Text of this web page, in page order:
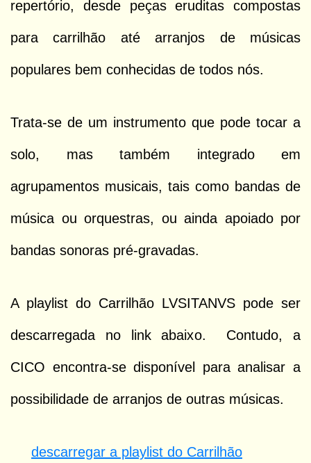
repertório, desde peças eruditas compostas
para carrilhão até arranjos de músicas
populares bem conhecidas de todos nós.
Trata-se de um instrumento que pode tocar a
solo, mas também integrado em
agrupamentos musicais, tais como bandas de
música ou orquestras, ou ainda apoiado por
bandas sonoras pré-gravadas.
A playlist do Carrilhão LVSITANVS pode ser
descarregada no link abaixo. Contudo, a
CICO encontra-se disponível para analisar a
possibilidade de arranjos de outras músicas.
descarregar a playlist do Carrilhão